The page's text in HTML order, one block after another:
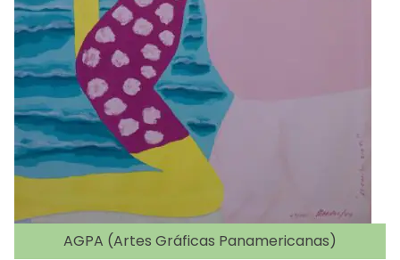
AGPA (Artes Gráficas Panamericanas)